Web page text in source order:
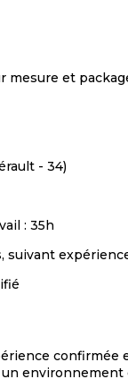
mesure et
- 34)
: 35h
suivant
confirmée